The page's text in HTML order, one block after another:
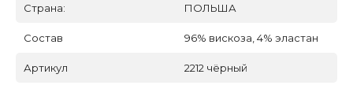
Страна: ПОЛЬША
Состав 96% вискоза, 4% эластан
Артикул 2212 чёрный